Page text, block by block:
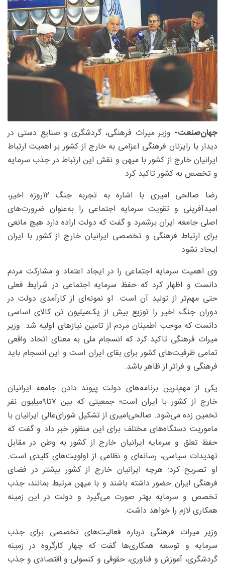
جهان‌صنعت- وزیر میراث فرهنگی، گردشگری و صنایع دستی در
دیدار با رایزنان فرهنگی اعزامی به خارج از کشور بر اهمیت ارتباط
ایرانیان خارج از کشور با میهن و نقش این ارتباط در جذب سرمایه
و تخصص به کشور تاکید کرد.
رضا صالحی امیری‌ با اشاره به تجربه جنگ ۱۲‌روزه اخیر،
امیدآفرینی و تقویت سرمایه اجتماعی را به‌عنوان ضرورت‌های
اصلی جامعه ایران برشمرد و گفت که دولت اراده دارد هیچ مانعی
برای ارتباط فرهنگی و تخصصی ایرانیان خارج از کشور با ایران
ایجاد نشود.
وی اهمیت سرمایه اجتماعی را در ایجاد اعتماد و مشارکت مردم
دانست و اظهار کرد که حفظ سرمایه اجتماعی در شرایط فعلی
حتی مهم‌تر از تولید آن است. او نمونه‌ای از کارآمدی دولت در
دوران جنگ اخیر را توزیع بیش از یک‌میلیون تن کالای اساسی
دانست که موجب اطمینان مردم از تامین نیازهای اولیه شد. وزیر
میراث فرهنگی تاکید کرد که انسجام ملی به معنای اتحاد واقعی
تمامی ظرفیت‌های کشور برای بقای ایران است و این انسجام باید
فرهنگی و فراتر از ظاهر باشد.
یکی از مهم‌ترین برنامه‌های دولت پیوند دادن جامعه ایرانیان
خارج از کشور با ایران است؛ جمعیتی که بین ۷تا۹‌میلیون نفر
تخمین زده می‌شود. صالحی‌امیری از تشکیل شورای‌عالی ایرانیان با
ماموریت دستگاه‌های مختلف برای این منظور خبر داد و گفت که
حفظ تعلق و سرمایه ایرانیان خارج از کشور به وطن در مقابل
تهدیدات سیاسی، رسانه‌ای و نظامی از اولویت‌های کلیدی است.
او تصریح کرد: هرچه ایرانیان خارج از کشور بیشتر در فضای
فرهنگی ایران حضور داشته باشند و با میهن مرتبط بمانند، جذب
تخصص و سرمایه بهتر صورت می‌گیرد و دولت در این زمینه
همکاری لازم را خواهد داشت.
وزیر میراث فرهنگی درباره فعالیت‌های تخصصی برای جذب
سرمایه و توسعه همکاری‌ها گفت که چهار کارگروه در زمینه
گردشگری، آموزش و فناوری، حقوقی و کنسولی و اقتصادی و جذب